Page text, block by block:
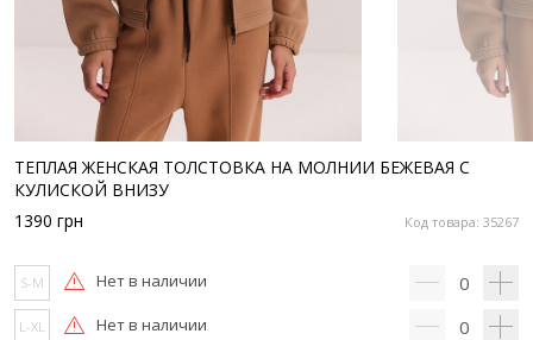
ТЕПЛАЯ ЖЕНСКАЯ ТОЛСТОВКА НА МОЛНИИ БЕЖЕВАЯ С
КУЛИСКОЙ ВНИЗУ
Код товара: 35267
1390 грн
S-M Нет в наличии 0
L-XL Нет в наличии 0